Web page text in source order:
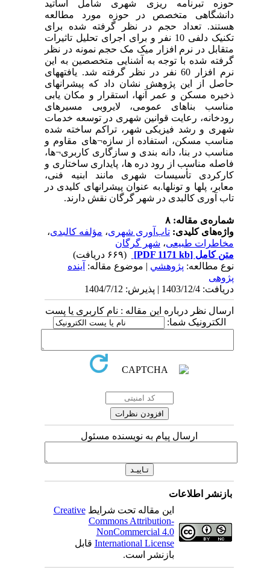
حوزه تبرنامه ریزی شهری شامل اساتید
دانشگاهی متخصص در حوزه مورد مطالعه
هستند. تعداد حجم در نظر گرفته شده برای
تکنیک دلفی 10 نفر و برای اجرای تحلیل تاثیرات
متقابل در نرم افزار میک مک حجم نمونه در نظر
گرفته شده با توجه به آشنایی متخصصین به این
نرم افزار 60 نفر در نظر گرفته شد. یافته­های
حاصل از این پژوهش نشان داد که پیشران­های
ذخیره مسکن و عمر آنها، استقرار و مکان یابی
مناسب بناهای عمومی، لایروبی مسیرهای
رودخانه، رعایت قوانین شهری در توسعه خدمات
شهری و رشد فیزیکی شهر، تراکم ساخته شده
مناسب مسکن، استفاده از سازه¬های مقاوم و
مناسب در بنا، دانه بندی و سازگاری کاربری¬ها،
فاصله مناسب از رود دره ها، پایداری ساختاری و
کارکردی تأسیسات شهری مانند ابنیه فنی،
معابر، پلها و تونلها.به عنوان پیشران­های کلیدی در
تاب آوری کالبدی در شهر گرگان نقش دارند.
شماره‌ی مقاله: ۸
واژه‌های کلیدی:تاب‌آوری شهری، مؤلفه کالبدی،
مخاطرات طبیعی، شهر گرگان
متن کامل [PDF 1171 kb]
(۶۶۹ دریافت)
نوع مطالعه: پژوهشي | موضوع مقاله: آینده
پژوهی
دریافت: 1403/12/4 | پذیرش: 1404/7/12
ارسال نظر درباره این مقاله : نام کاربری یا پست
الکترونیک شما:
ارسال پیام به نویسنده مسئول
بازنشر اطلاعات
این مقاله تحت شرایطCreative
Commons Attribution-
NonCommercial 4.0
International License قابل
بازنشر است.